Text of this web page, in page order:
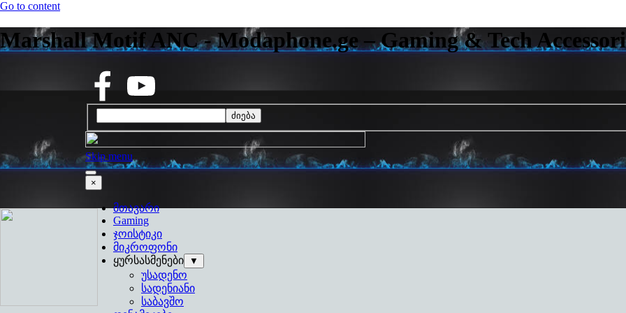
Go to content
Marshall Motif ANC - Modaphone.ge – Gaming & Tech
ძიება
Skip menu
×
მთავარი
Gaming
ჯოისტიკი
მიკროფონი
ყურსასმენები
▼
უსადენო
სადენიანი
საბავშო